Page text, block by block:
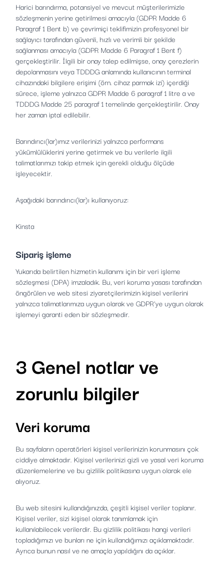
Harici barındırma, potansiyel ve mevcut müşterilerimizle
sözleşmenin yerine getirilmesi amacıyla (GDPR Madde 6
Paragraf 1 Bent b) ve çevrimiçi teklifimizin profesyonel bir
sağlayıcı tarafından güvenli, hızlı ve verimli bir şekilde
sağlanması amacıyla (GDPR Madde 6 Paragraf 1 Bent f)
gerçekleştirilir. İlgili bir onay talep edilmişse, onay çerezlerin
depolanmasını veya TDDDG anlamında kullanıcının terminal
cihazındaki bilgilere erişimi (örn. cihaz parmak izi) içerdiği
sürece, işleme yalnızca GDPR Madde 6 paragraf 1 litre a ve
TDDDG Madde 25 paragraf 1 temelinde gerçekleştirilir. Onay
her zaman iptal edilebilir.
Barındırıcı(lar)ımız verilerinizi yalnızca performans
yükümlülüklerini yerine getirmek ve bu verilerle ilgili
talimatlarımızı takip etmek için gerekli olduğu ölçüde
işleyecektir.
Aşağıdaki barındırıcı(lar)ı kullanıyoruz:
Kinsta
Sipariş işleme
Yukarıda belirtilen hizmetin kullanımı için bir veri işleme
sözleşmesi (DPA) imzaladık. Bu, veri koruma yasası tarafından
öngörülen ve web sitesi ziyaretçilerimizin kişisel verilerini
yalnızca talimatlarımıza uygun olarak ve GDPR'ye uygun olarak
işlemeyi garanti eden bir sözleşmedir.
3 Genel notlar ve
zorunlu bilgiler
Veri koruma
Bu sayfaların operatörleri kişisel verilerinizin korunmasını çok
ciddiye almaktadır. Kişisel verilerinizi gizli ve yasal veri koruma
düzenlemelerine ve bu gizlilik politikasına uygun olarak ele
alıyoruz.
Bu web sitesini kullandığınızda, çeşitli kişisel veriler toplanır.
Kişisel veriler, sizi kişisel olarak tanımlamak için
kullanılabilecek verilerdir. Bu gizlilik politikası hangi verileri
topladığımızı ve bunları ne için kullandığımızı açıklamaktadır.
Ayrıca bunun nasıl ve ne amaçla yapıldığını da açıklar.